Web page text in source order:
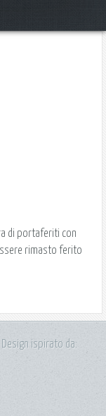
di portaferiti con
rimasto ferito
ispirato da: